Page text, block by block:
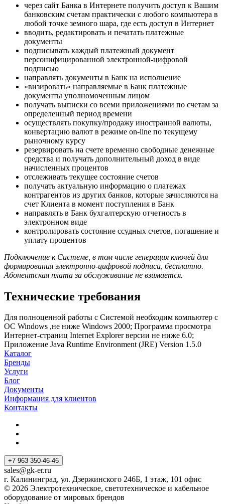
через сайт Банка в Интернете получить доступ к Вашим
банковским счетам практически с любого компьютера в
любой точке земного шара, где есть доступ в Интернет
вводить, редактировать и печатать платежные
документы
подписывать каждый платежный документ
персонифицированной электронной-цифровой
подписью
направлять документы в Банк на исполнение
«визировать» направляемые в Банк платежные
документы уполномоченным лицом
получать выписки со всеми приложениями по счетам за
определенный период времени
осуществлять покупку/продажу иностранной валюты,
конвертацию валют в режиме on-line по текущему
рыночному курсу
резервировать на счете временно свободные денежные
средства и получать дополнительный доход в виде
начисленных процентов
отслеживать текущее состояние счетов
получать актуальную информацию о платежах
контрагентов из других банков, которые зачисляются на
счет Клиента в момент поступления в Банк
направлять в Банк бухгалтерскую отчетность в
электронном виде
контролировать состояние ссудных счетов, погашение и
уплату процентов
Подключение к Системе, в том числе генерация ключей для
формирования электронно-цифровой подписи, бесплатно.
Абонентская плата за обслуживание не взимается.
Технические требования
Для полноценной работы с Системой необходим компьютер с
ОС Windows ,не ниже Windows 2000; Программа просмотра
Интернет-страниц Internet Explorer версии не ниже 6.0;
Приложение Java Runtime Environment (JRE) Version 1.5.0
Каталог
Бренды
Услуги
Блог
Документы
Информация для клиентов
Контакты
+7 963 350-46-46
sales@gk-er.ru
г. Калининград, ул. Дзержинского 246Б, 1 этаж, 101 офис
© 2026 Электротехническое, светотехническое и кабельное
оборудование от мировых брендов